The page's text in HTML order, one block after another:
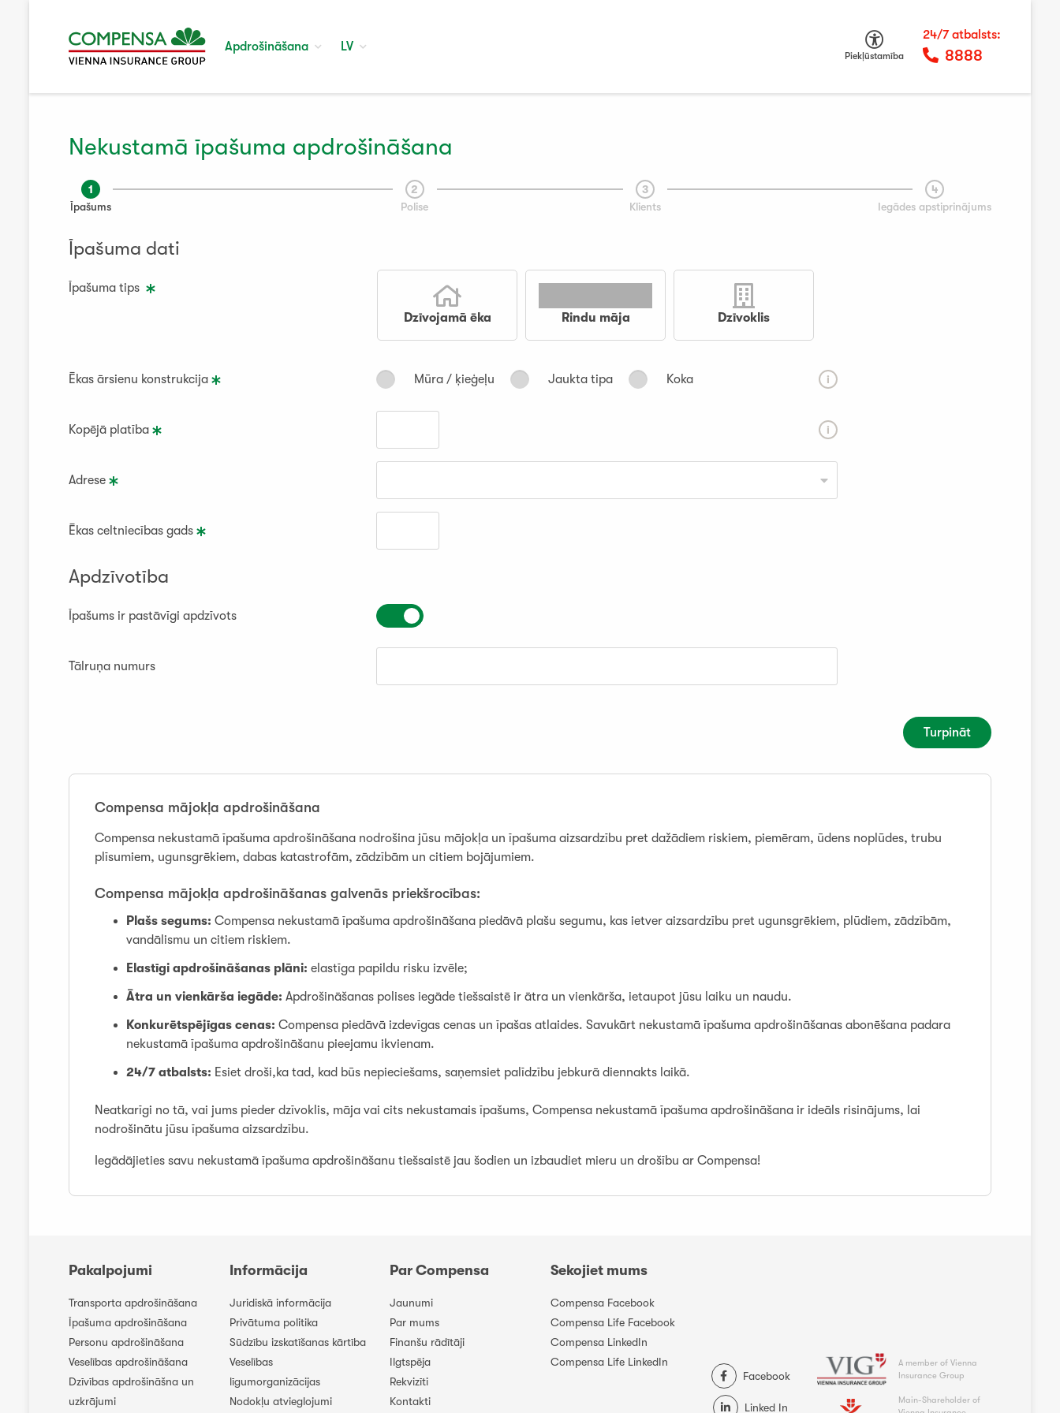
Apdrošināšana LV
Piekļūstamība
24/7 atbalsts:
8888
Nekustamā īpašuma apdrošināšana
1
Īpašums
2
Polise
3
Klients
4
Iegādes apstiprinājums
Īpašuma dati
Īpašuma tips
Dzīvojamā ēka Rindu māja Dzīvoklis
Ēkas ārsienu konstrukcija Mūra / ķieģeļu Jaukta tipa Koka
Kopējā platība
Adrese
Ēkas celtniecības gads
Apdzīvotība
Īpašums ir pastāvīgi apdzīvots
Tālruņa numurs
Turpināt
Compensa mājokļa apdrošināšana
Compensa nekustamā īpašuma apdrošināšana nodrošina jūsu mājokļa un īpašuma aizsardzību pret dažādiem riskiem, piemēram, ūdens noplūdes, trubu
plīsumiem, ugunsgrēkiem, dabas katastrofām, zādzībām un citiem bojājumiem.
Compensa mājokļa apdrošināšanas galvenās priekšrocības:
Plašs segums: Compensa nekustamā īpašuma apdrošināšana piedāvā plašu segumu, kas ietver aizsardzību pret ugunsgrēkiem, plūdiem, zādzībām,
vandālismu un citiem riskiem.
Elastīgi apdrošināšanas plāni: elastīga papildu risku izvēle;
Ātra un vienkārša iegāde: Apdrošināšanas polises iegāde tiešsaistē ir ātra un vienkārša, ietaupot jūsu laiku un naudu.
Konkurētspējīgas cenas: Compensa piedāvā izdevīgas cenas un īpašas atlaides. Savukārt nekustamā īpašuma apdrošināšanas abonēšana padara
nekustamā īpašuma apdrošināšanu pieejamu ikvienam.
24/7 atbalsts: Esiet droši,ka tad, kad būs nepieciešams, saņemsiet palīdzību jebkurā diennakts laikā.
Neatkarīgi no tā, vai jums pieder dzīvoklis, māja vai cits nekustamais īpašums, Compensa nekustamā īpašuma apdrošināšana ir ideāls risinājums, lai
nodrošinātu jūsu īpašuma aizsardzību.
Iegādājieties savu nekustamā īpašuma apdrošināšanu tiešsaistē jau šodien un izbaudiet mieru un drošību ar Compensa!
Pakalpojumi
Transporta apdrošināšana
Īpašuma apdrošināšana
Personu apdrošināšana
Veselības apdrošināšana
Dzīvības apdrošināšna un
uzkrājumi
Informācija
Juridiskā informācija
Privātuma politika
Sūdzību izskatīšanas kārtība
Veselības
līgumorganizācijas
Nodokļu atvieglojumi
Par Compensa
Jaunumi
Par mums
Finanšu rādītāji
Ilgtspēja
Rekvizīti
Kontakti
Sekojiet mums
Compensa Facebook
Compensa Life Facebook
Compensa LinkedIn
Compensa Life LinkedIn
Facebook
Linked In
A member of Vienna
Insurance Group
Main-Shareholder of